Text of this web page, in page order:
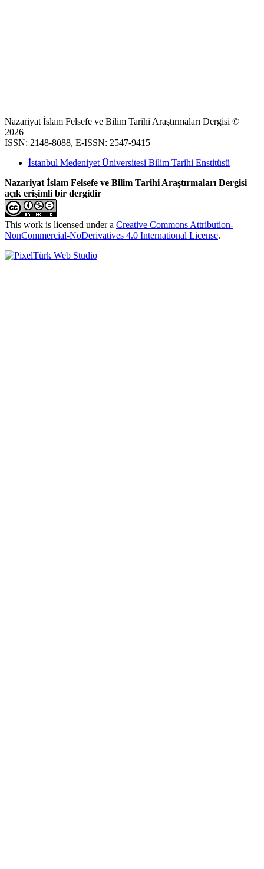
Nazariyat İslam Felsefe ve Bilim Tarihi Araştırmaları Dergisi ©
2026
ISSN: 2148-8088, E-ISSN: 2547-9415
İstanbul Medeniyet Üniversitesi Bilim Tarihi Enstitüsü
Nazariyat İslam Felsefe ve Bilim Tarihi Araştırmaları Dergisi
açık erişimli bir dergidir
This work is licensed under a Creative Commons Attribution-
NonCommercial-NoDerivatives 4.0 International License.